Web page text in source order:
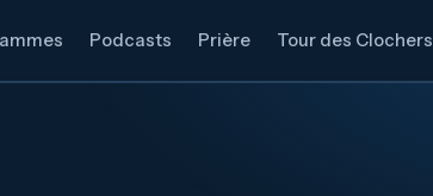
Podcasts Prière Tour des Clochers